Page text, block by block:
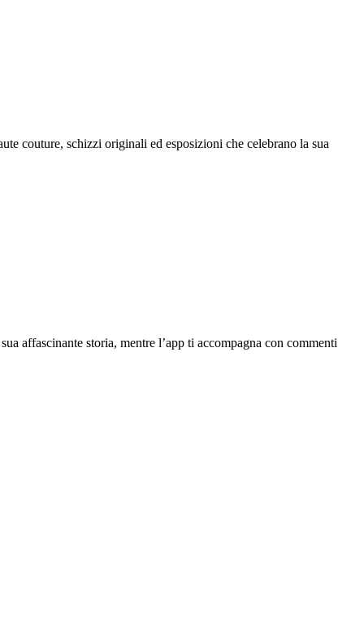
couture, schizzi originali ed esposizioni che celebrano la sua
affascinante storia, mentre l’app ti accompagna con commenti